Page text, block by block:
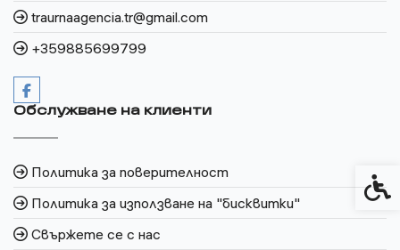
traurnaagencia.tr@gmail.com
+359885699799
Обслужване на клиенти
Политика за поверителност
Политика за използване на "бисквитки"
Свържете се с нас